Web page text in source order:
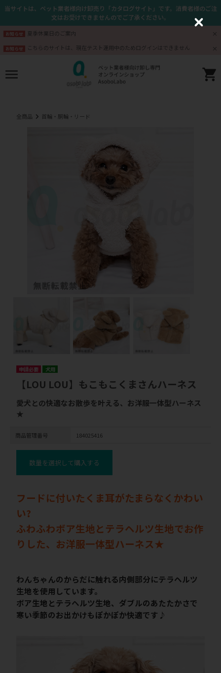
当サイトは、ペット業者様向け卸売り「カタログサイト」です。消費者様のご注
文はお受けできませんのでご了承ください。
お知らせ 夏季休業日のご案内
お知らせ こちらのサイトは、現在テスト運用中のためログインはできません
全商品 首輪・胴輪・リード
申請必要 犬用
【LOU LOU】もこもこくまさんハーネス
愛犬との快適なお散歩を叶える、お洋服一体型ハーネス
★
商品管理番号 184025416
数量を選択して購入する
フードに付いたくま耳がたまらなくかわい
い?
ふわふわボア生地とテラヘルツ生地でお作
りした、お洋服一体型ハーネス★
わんちゃんのからだに触れる内側部分にテラヘルツ
生地を使用しています。
ボア生地とテラヘルツ生地、ダブルのあたたかさで
寒い季節のお出かけもぽかぽか快適です♪
C